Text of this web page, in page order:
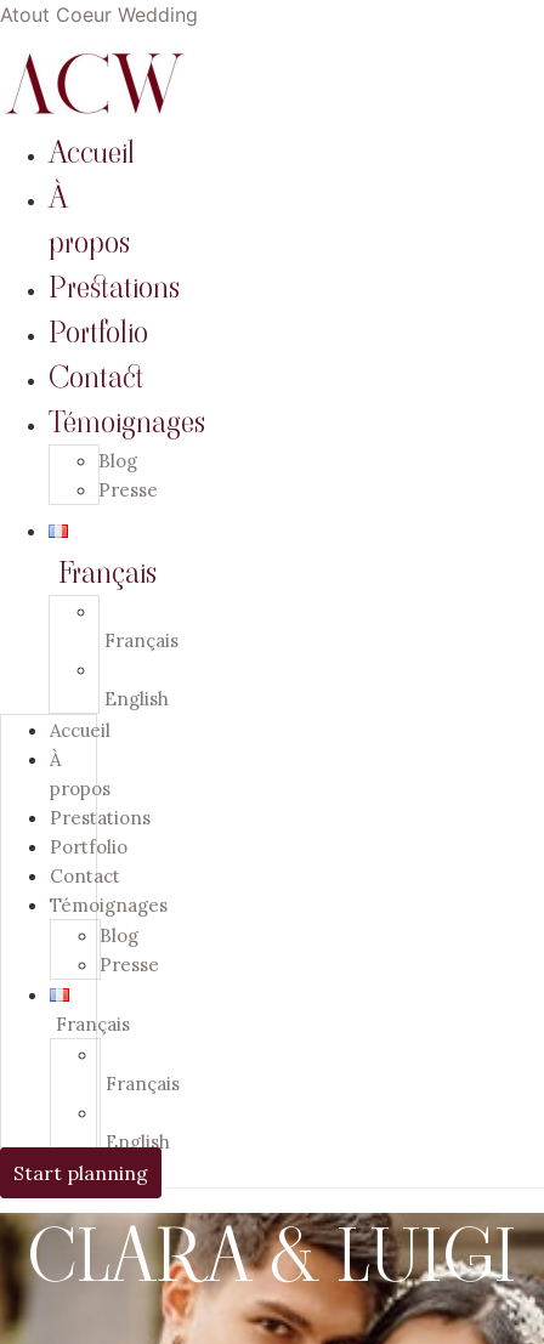
Atout Coeur Wedding
Accueil
À
propos
Prestations
Portfolio
Contact
Témoignages
Blog
Presse
Français
Français
English
Accueil
À
propos
Prestations
Portfolio
Contact
Témoignages
Blog
Presse
Français
Français
English
Start planning
CLARA & LUIGI